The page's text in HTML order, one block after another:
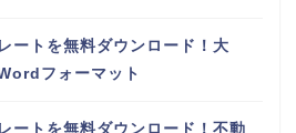
ートを無料ダウンロード！大
フォーマット
ートを無料ダウンロード！不動